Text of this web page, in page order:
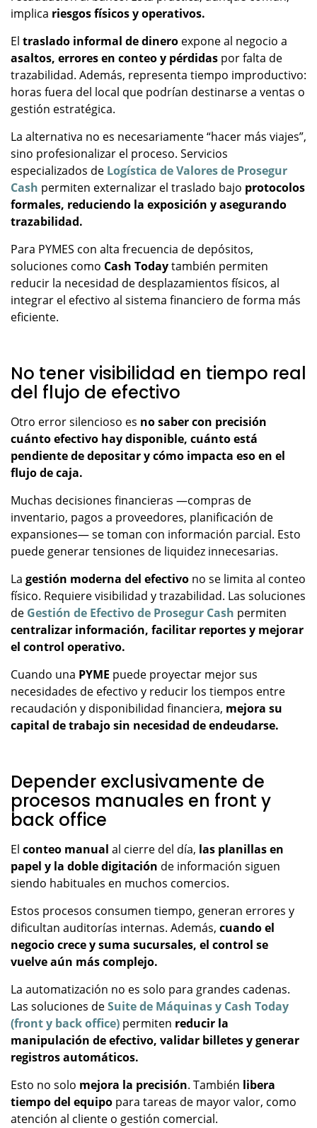
implica riesgos físicos y operativos.
El traslado informal de dinero expone al negocio a
asaltos, errores en conteo y pérdidas por falta de
trazabilidad. Además, representa tiempo improductivo:
horas fuera del local que podrían destinarse a ventas o
gestión estratégica.
La alternativa no es necesariamente “hacer más viajes”,
sino profesionalizar el proceso. Servicios
especializados de Logística de Valores de Prosegur
Cash permiten externalizar el traslado bajo protocolos
formales, reduciendo la exposición y asegurando
trazabilidad.
Para PYMES con alta frecuencia de depósitos,
soluciones como Cash Todaytambién permiten
reducir la necesidad de desplazamientos físicos, al
integrar el efectivo al sistema financiero de forma más
eficiente.
No tener visibilidad en tiempo real
del flujo de efectivo
Otro error silencioso es no saber con precisión
cuánto efectivo hay disponible, cuánto está
pendiente de depositar y cómo impacta eso en el
flujo de caja.
Muchas decisiones financieras —compras de
inventario, pagos a proveedores, planificación de
expansiones— se toman con información parcial. Esto
puede generar tensiones de liquidez innecesarias.
La gestión moderna del efectivo no se limita al conteo
físico. Requiere visibilidad y trazabilidad. Las soluciones
de Gestión de Efectivo de Prosegur Cash permiten
centralizar información, facilitar reportes y mejorar
el control operativo.
Cuando una PYME puede proyectar mejor sus
necesidades de efectivo y reducir los tiempos entre
recaudación y disponibilidad financiera, mejora su
capital de trabajo sin necesidad de endeudarse.
Depender exclusivamente de
procesos manuales en front y
back office
El conteo manual al cierre del día, las planillas en
papel y la doble digitación de información siguen
siendo habituales en muchos comercios.
Estos procesos consumen tiempo, generan errores y
dificultan auditorías internas. Además, cuando el
negocio crece y suma sucursales, el control se
vuelve aún más complejo.
La automatización no es solo para grandes cadenas.
Las soluciones deSuite de Máquinas y Cash Today
(front y back office) permiten reducir la
manipulación de efectivo, validar billetes y generar
registros automáticos.
Esto no solo mejora la precisión. También libera
tiempo del equipo para tareas de mayor valor, como
atención al cliente o gestión comercial.